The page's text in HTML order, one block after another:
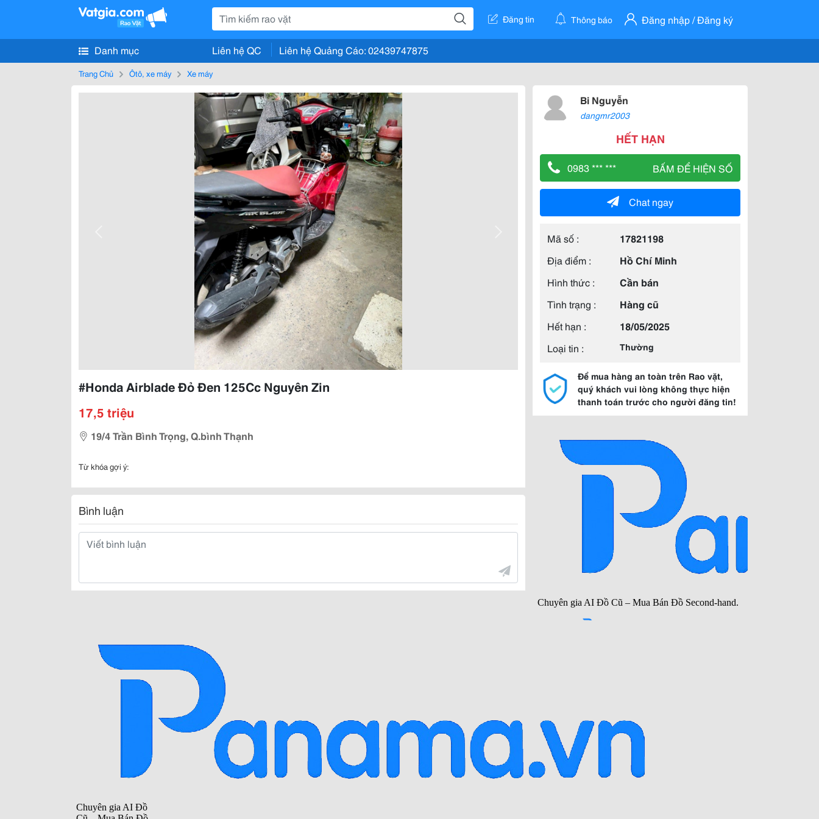
Đăng tin Thông báo Đăng nhập / Đăng ký
Danh mục Liên hệ QC Liên hệ Quảng Cáo: 02439747875
Trang Chủ Ôtô, xe máy Xe máy
#Honda Airblade Đỏ Đen 125Cc Nguyên Zin
17,5 triệu
19/4 Trần Bình Trọng, Q.bình Thạnh
Từ khóa gợi ý:
Bình luận
Bi Nguyễn
dangmr2003
HẾT HẠN
0983 *** *** BẤM ĐỂ HIỆN SỐ
Chat ngay
Mã số :
17821198
Địa điểm :
Hồ Chí Minh
Hình thức :
Cần bán
Tình trạng :
Hàng cũ
Hết hạn :
18/05/2025
Loại tin :
Thường
Để mua hàng an toàn trên Rao vặt,
quý khách vui lòng không thực hiện
thanh toán trước cho người đăng tin!